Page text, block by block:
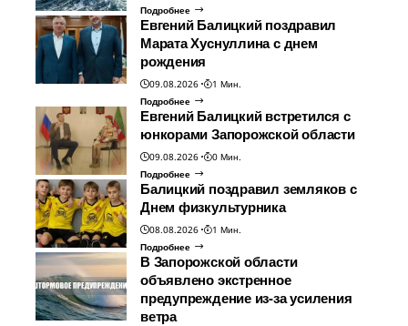
Подробнее
Евгений Балицкий поздравил
Марата Хуснуллина с днем
рождения
09.08.2026
1 Мин.
Подробнее
Евгений Балицкий встретился с
юнкорами Запорожской области
09.08.2026
0 Мин.
Подробнее
Балицкий поздравил земляков с
Днем физкультурника
08.08.2026
1 Мин.
Подробнее
В Запорожской области
объявлено экстренное
предупреждение из-за усиления
ветра